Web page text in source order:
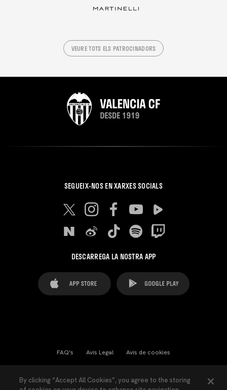
VEURE TOTS ELS PATROCINADORS
SEGUEIX-NOS EN XARXES SOCIALS
DESCARREGA LA NOSTRA APP
FAQ's Avís Legal Avís de cookies
By clicking “Accept All Cookies”, you agree to the storing